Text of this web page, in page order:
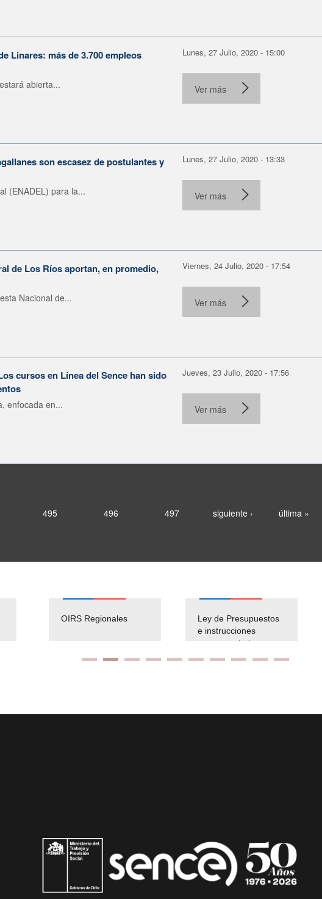
Linares: más de 3.700 empleos
abierta...
Lunes, 27 Julio, 2020 - 15:00
Ver más
son escasez de postulantes y
(ENADEL) para la...
Lunes, 27 Julio, 2020 - 13:33
Ver más
de Los Ríos aportan, en promedio,
Nacional de...
Viernes, 24 Julio, 2020 - 17:54
Ver más
cursos en Línea del Sence han sido
enfocada en...
Jueves, 23 Julio, 2020 - 17:56
Ver más
495 496 497 siguiente › última »
OIRS Regionales
Ley de Presupuestos
e instrucciones
presuspuetarias